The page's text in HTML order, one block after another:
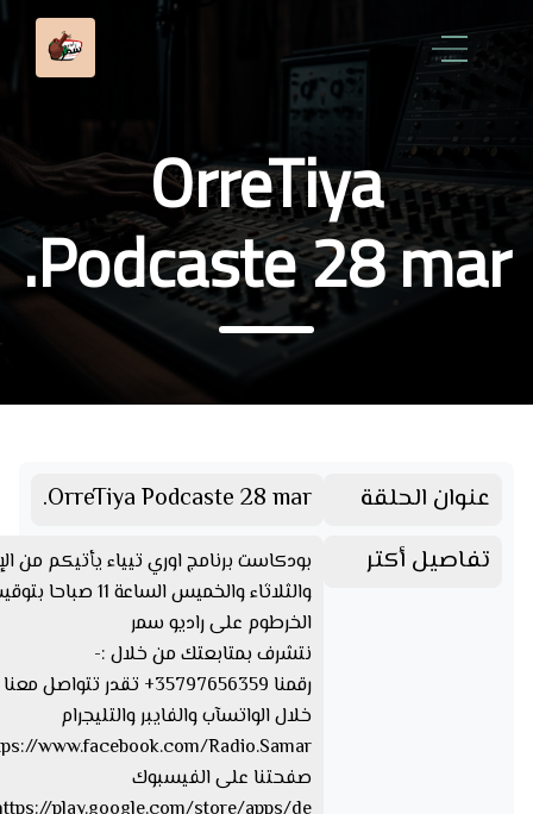
OrreTiya
Podcaste 28 mar.
عنوان الحلقة
OrreTiya Podcaste 28 mar.
تفاصيل أكتر
بودكاست برنامج اوري تيياء يأتيكم من
والثلاثاء والخميس الساعة 11 صباحا
الخرطوم على راديو سمر
نتشرف بمتابعتك من خلال :-
رقمنا 35797656359+ تقدر تتواصل
خلال الواتسآب والفايبر والتليجرام
صفحتنا على الفيسبوك